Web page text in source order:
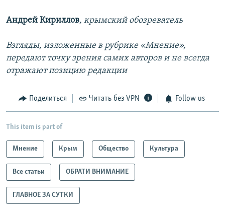
Андрей Кириллов, крымский обозреватель
Взгляды, изложенные в рубрике «Мнение»,
передают точку зрения самих авторов и не всегда
отражают позицию редакции
Поделиться Читать без VPN Follow us
This item is part of
Мнение Крым Общество Культура
Все статьи ОБРАТИ ВНИМАНИЕ
ГЛАВНОЕ ЗА СУТКИ